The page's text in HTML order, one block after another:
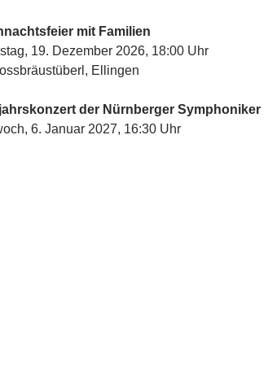
mit Familien
19. Dezember 2026, 18:00 Uhr
Ellingen
der Nürnberger Symphoniker
6. Januar 2027, 16:30 Uhr